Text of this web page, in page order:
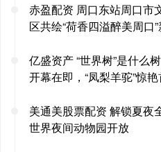
赤盈配资 周口东站周口市
区共绘“荷香四溢醉美周口
亿盛资产 “世界树”是什么
开幕在即，“凤梨羊驼”惊
美通美股票配资 解锁夏夜
世界夜间动物园开放